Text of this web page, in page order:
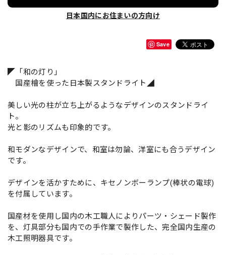
日本国内にお住まいの方向け
Save
◤「和の灯り」
国産檜を使った日本製スタンドライト◢
美しい光の柱が立ち上がるようなデザインのスタンドライ
ト。
光と影のリズムも印象的です。
和モダンなデザインで、和室は勿論、洋室にも合うデザイン
です。
デザインを活かすために、キセノンボーランプ(棒状の電球)
を付属しています。
国産材を使用し国内の木工職人によりパーツ・シェード製作
を、灯具部分も国内での手作業で製作した、完全国内生産の
木工照明器具です。